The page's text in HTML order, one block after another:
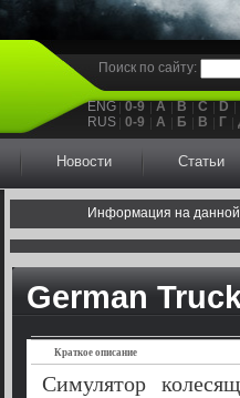
Поиск по сайту:
ENG 0-9 A B C
D
RUS 0-9 А Б В Г
Новости Статьи
Информация на
German
Краткое описание
Симулятор